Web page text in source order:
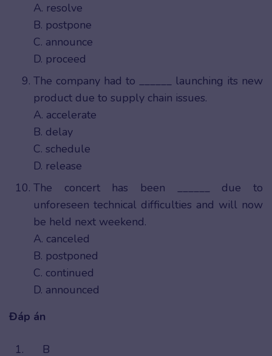
A. resolve
B. postpone
C. announce
D. proceed
The company had to ______ launching its new
product due to supply chain issues.
A. accelerate
B. delay
C. schedule
D. release
The concert has been ______ due to
unforeseen technical difficulties and will now
be held next weekend.
A. canceled
B. postponed
C. continued
D. announced
Đáp án
1. B